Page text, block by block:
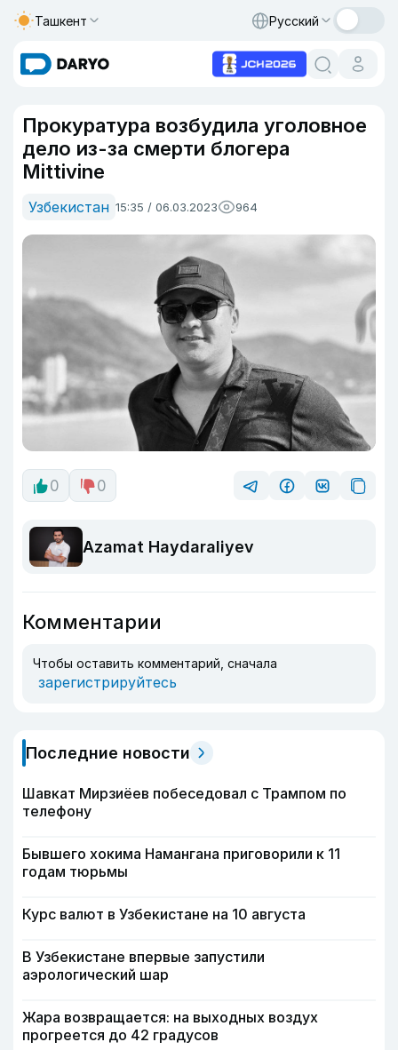
Ташкент Русский
Прокуратура возбудила уголовное
дело из-за смерти блогера
Mittivine
Узбекистан 15:35 / 06.03.2023 964
0 0
Azamat Haydaraliyev
Комментарии
Чтобы оставить комментарий, сначала
зарегистрируйтесь
Последние новости
Шавкат Мирзиёев побеседовал с Трампом по
телефону
Бывшего хокима Намангана приговорили к 11
годам тюрьмы
Курс валют в Узбекистане на 10 августа
В Узбекистане впервые запустили
аэрологический шар
Жара возвращается: на выходных воздух
прогреется до 42 градусов